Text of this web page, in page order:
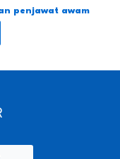
penjawat awam